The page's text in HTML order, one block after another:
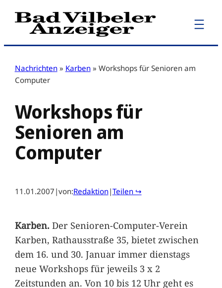
Zum
Inhalt
Nachrichten » Karben » Workshops für Senioren am
Computer
Workshops für
Senioren am
Computer
11.01.2007 |von:Redaktion|Teilen ↪
Karben.Der Senioren-Computer-Verein
Karben, Rathausstraße 35, bietet zwischen
dem 16. und 30. Januar immer dienstags
neue Workshops für jeweils 3 x 2
Zeitstunden an. Von 10 bis 12 Uhr geht es